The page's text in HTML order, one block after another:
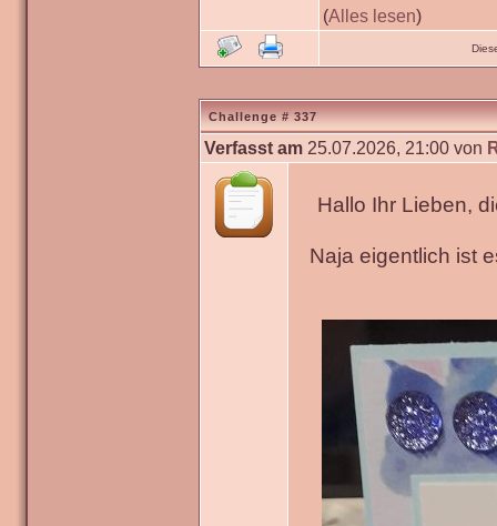
(Alles lesen)
Challenge # 337
Verfasst am 25.07.2026, 21:00 von
Hallo Ihr Lieben,
Naja eigentlich ist